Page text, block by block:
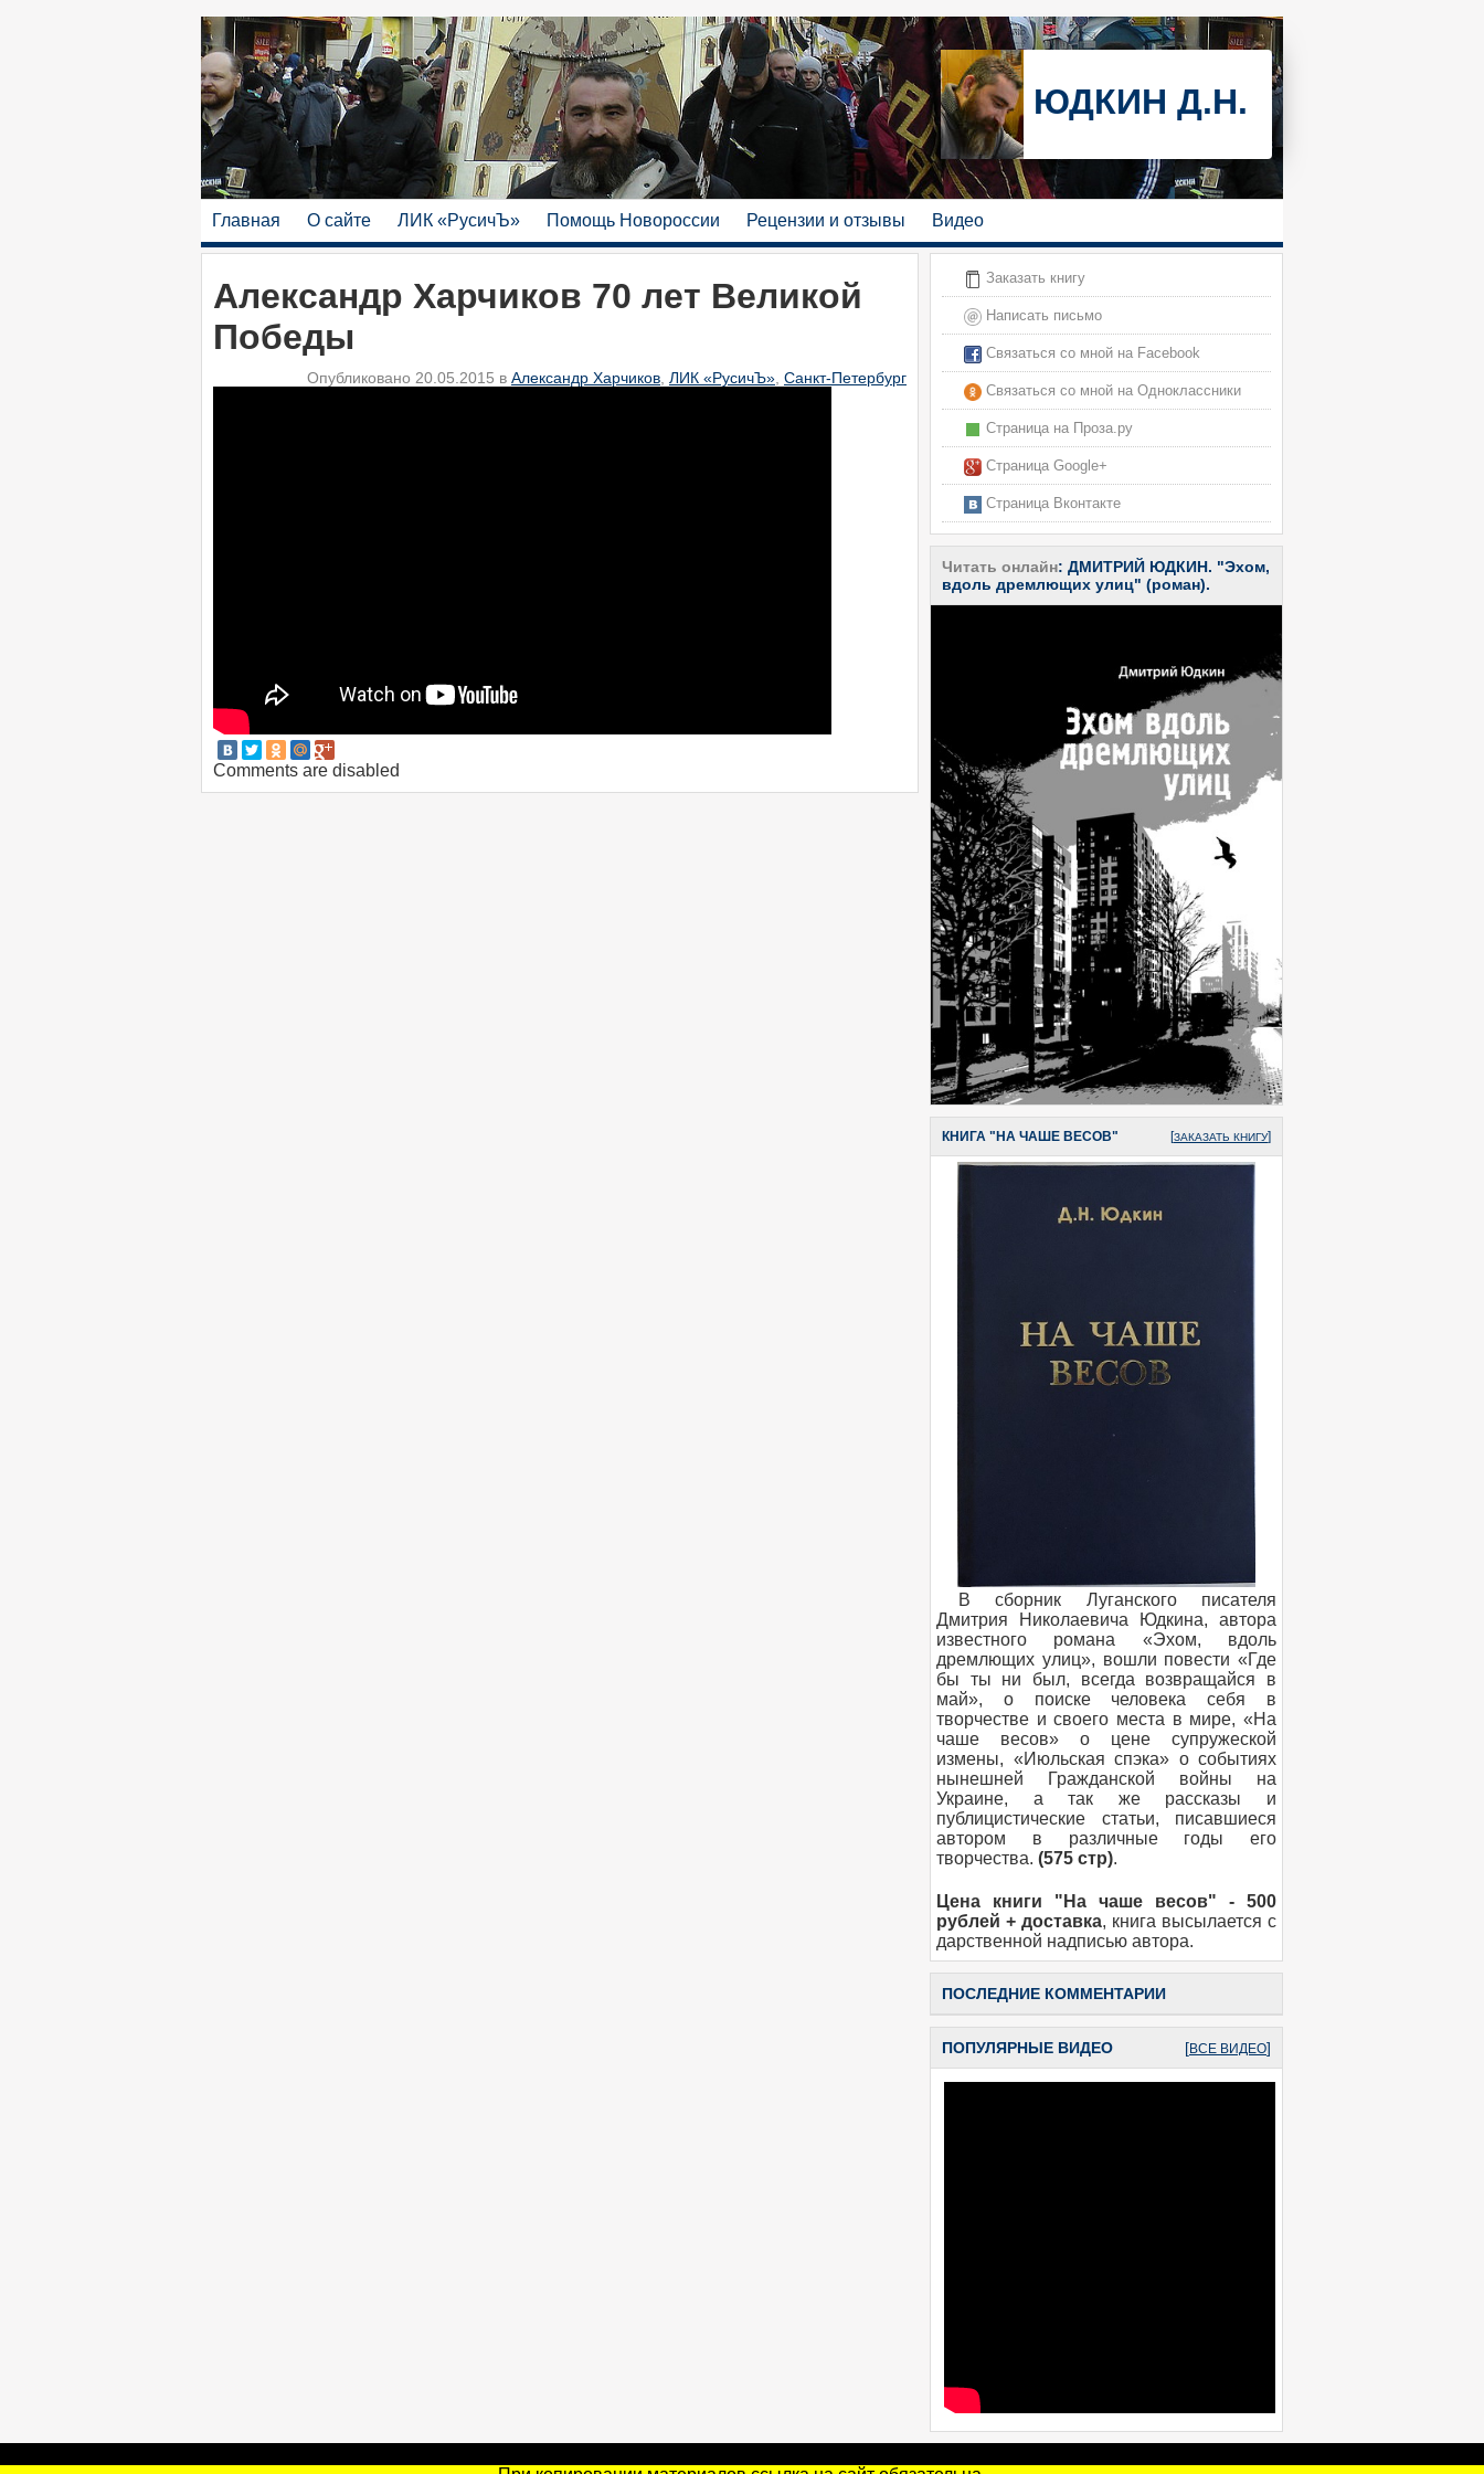
ЮДКИН Д.Н.
Главная О сайте ЛИК «РусичЪ» Помощь Новороссии Рецензии и отзывы Видео
Александр Харчиков 70 лет Великой
Победы
Опубликовано 20.05.2015 в Александр Харчиков ЛИК «РусичЪ» Санкт-Петербург
Comments are disabled
Заказать книгу
Написать письмо
Связаться со мной на Facebook
Связаться со мной на Одноклассники
Страница на Проза.ру
Страница Google+
Страница Вконтакте
Читать онлайн: ДМИТРИЙ ЮДКИН. "Эхом,
вдоль дремлющих улиц" (роман).
КНИГА "НА ЧАШЕ ВЕСОВ" [ЗАКАЗАТЬ КНИГУ]
В сборник Луганского писателя
Дмитрия Николаевича Юдкина, автора
известного романа «Эхом, вдоль
дремлющих улиц», вошли повести «Где
бы ты ни был, всегда возвращайся в
май», о поиске человека себя в
творчестве и своего места в мире, «На
чаше весов» о цене супружеской
измены, «Июльская спэка» о событиях
нынешней Гражданской войны на
Украине, а так же рассказы и
публицистические статьи, писавшиеся
автором в различные годы его
творчества. (575 стр).
Цена книги "На чаше весов" - 500
рублей + доставка, книга высылается с
дарственной надписью автора.
ПОСЛЕДНИЕ КОММЕНТАРИИ
ПОПУЛЯРНЫЕ ВИДЕО [ВСЕ ВИДЕО]